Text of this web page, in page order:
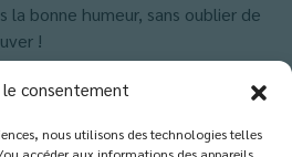
le consentement
nous utilisons des technologies telles
la bonne humeur, sans oublier de
!